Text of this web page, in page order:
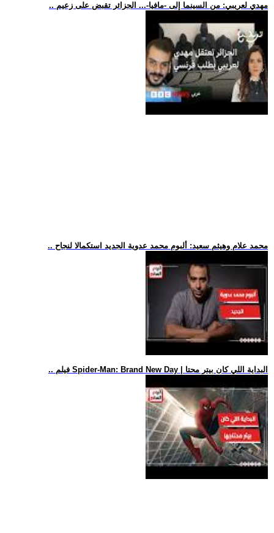
.. مهدي لعريبي: من السينما إلى -مافيا-... الجزائر تقبض على زعيم
.. محمد علام وهيثم سعيد: ألبوم محمد عدوية الجديد استكمالا لنجاح
.. فيلم Spider-Man: Brand New Day | البداية اللي كان بيتر محتا